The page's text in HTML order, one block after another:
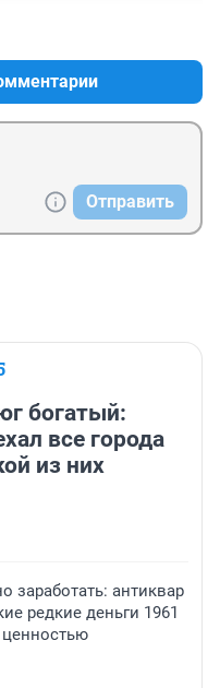
Отправить
богатый:
все города
из них
заработать: антиквар
редкие деньги 1961
ценностью